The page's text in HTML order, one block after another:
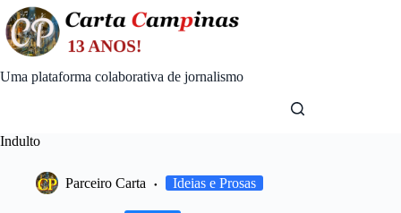
Skip
to
content
Uma plataforma colaborativa de jornalismo
Indulto
Parceiro Carta Ideias e Prosas